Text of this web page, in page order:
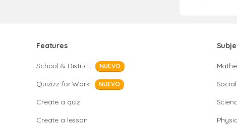
Features
School & District NUEVO
Quizizz for Work NUEVO
Create a quiz
Create a lesson